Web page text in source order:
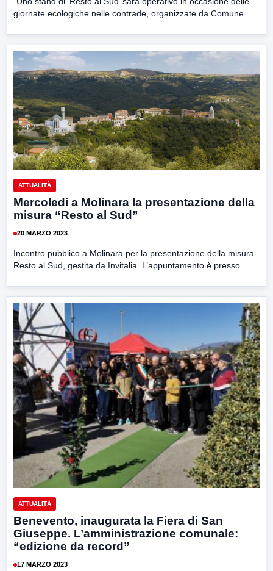
giornate ecologiche nelle contrade, organizzate da Comune...
ATTUALITÀ
Mercoledi a Molinara la presentazione della
misura “Resto al Sud”
20 MARZO 2023
Incontro pubblico a Molinara per la presentazione della misura
Resto al Sud, gestita da Invitalia. L’appuntamento è presso...
ATTUALITÀ
Benevento, inaugurata la Fiera di San
Giuseppe. L’amministrazione comunale:
“edizione da record”
17 MARZO 2023